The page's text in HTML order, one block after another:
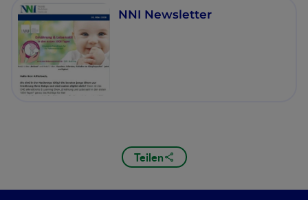
NNI Newsletter
Teilen